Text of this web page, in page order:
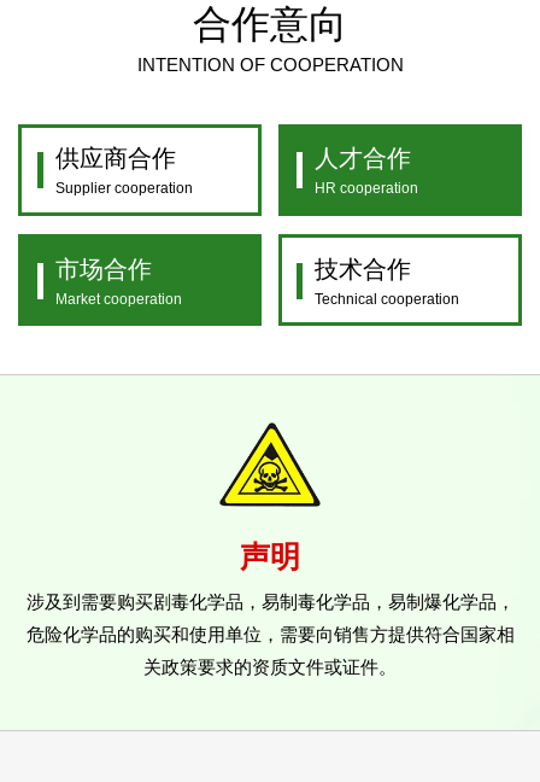
合作意向
INTENTION OF COOPERATION
供应商合作
Supplier cooperation
人才合作
HR cooperation
市场合作
Market cooperation
技术合作
Technical cooperation
声明
涉及到需要购买剧毒化学品，易制毒化学品，易制爆化学品，
危险化学品的购买和使用单位，需要向销售方提供符合国家相
关政策要求的资质文件或证件。